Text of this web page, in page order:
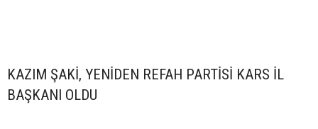
KAZIM ŞAKİ, YENİDEN REFAH PARTİSİ KARS İL
BAŞKANI OLDU